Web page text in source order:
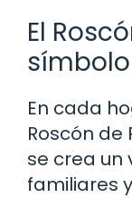
El
En cada
Roscón de
se crea un
familiares